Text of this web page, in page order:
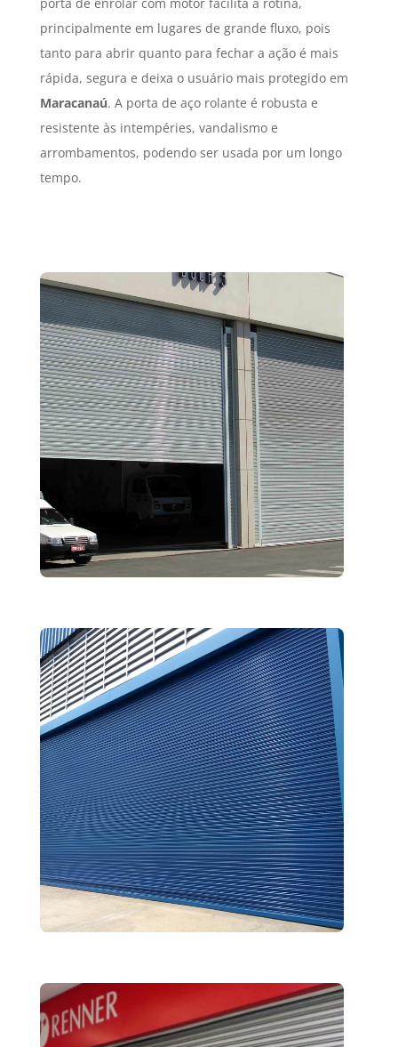
principalmente em lugares de grande fluxo, pois
tanto para abrir quanto para fechar a ação é mais
rápida, segura e deixa o usuário mais protegido em
Maracanaú. A porta de aço rolante é robusta e
resistente às intempéries, vandalismo e
arrombamentos, podendo ser usada por um longo
tempo.